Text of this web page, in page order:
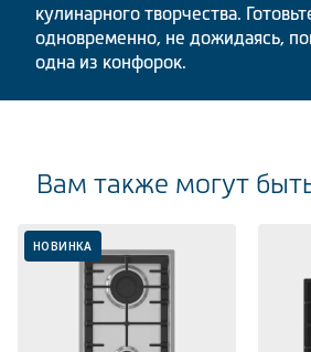
кулинарного творчества.
одновременно, не дожидаясь,
одна из конфорок.
Вам также могут
НОВИНКА